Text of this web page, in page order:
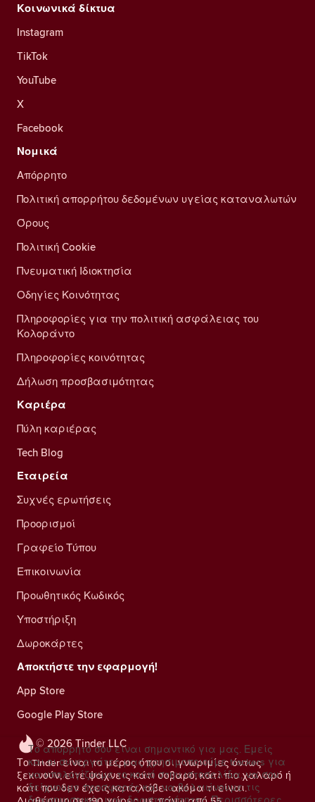
© 2026 Tinder LLC
Το Tinder είναι το μέρος όπου οι γνωριμίες όντως
ξεκινούν, είτε ψάχνεις κάτι σοβαρό, κάτι πιο χαλαρό ή
κάτι που δεν έχεις καταλάβει ακόμα τι είναι.
Κοινωνικά δίκτυα
Instagram
TikTok
YouTube
X
Facebook
Νομικά
Απόρρητο
Πολιτική απορρήτου δεδομένων υγείας καταναλωτών
Όρους
Πολιτική Cookie
Πνευματική Ιδιοκτησία
Οδηγίες Κοινότητας
Πληροφορίες για την πολιτική ασφάλειας του
Κολοράντο
Πληροφορίες κοινότητας
Δήλωση προσβασιμότητας
Καριέρα
Πύλη καριέρας
Tech Blog
Εταιρεία
Συχνές ερωτήσεις
Προορισμοί
Γραφείο Τύπου
Επικοινωνία
Προωθητικός Κωδικός
Υποστήριξη
Δωροκάρτες
Αποκτήστε την εφαρμογή!
App Store
Google Play Store
Το απόρρητό σου είναι σημαντικό για μας. Εμείς
και οι συνεργάτες μας χρησιμοποιούμε trackers για
να υπολογίζουμε το κοινό στην ιστοσελίδα, να σου
δείχνουμε προσφορές και να βελτιώνουμε τις